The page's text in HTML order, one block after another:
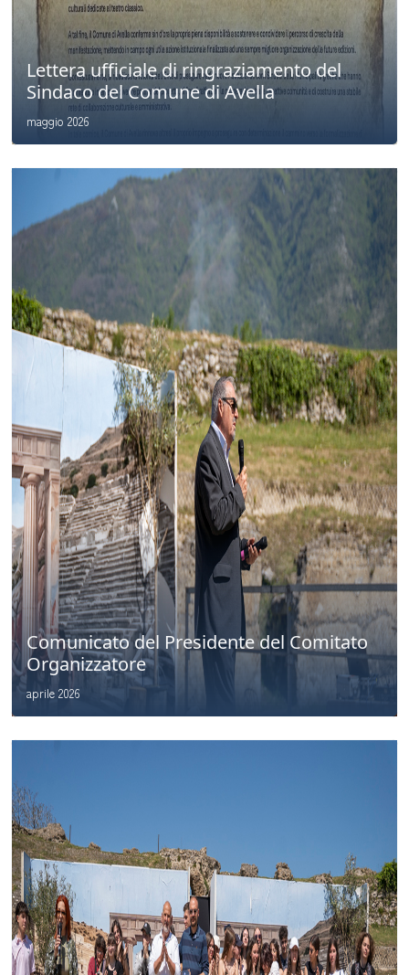
Lettera ufficiale di ringraziamento del
Sindaco del Comune di Avella
maggio 2026
Comunicato del Presidente del Comitato
Organizzatore
aprile 2026